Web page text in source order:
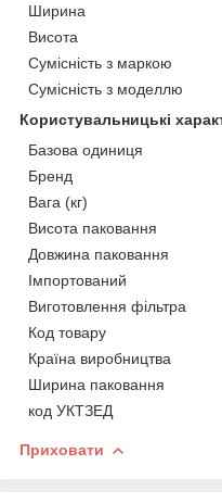
Ширина
Висота
Сумісність з маркою
Сумісність з моделлю
Користувальницькі
Базова одиниця
Бренд
Вага (кг)
Висота паковання
Довжина паковання
Імпортований
Виготовлення фільтра
Код товару
Країна виробництва
Ширина паковання
код УКТЗЕД
Приховати